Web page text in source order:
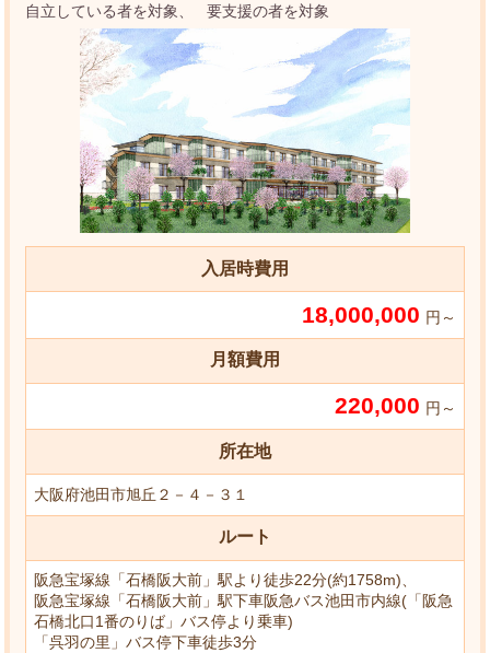
自立している者を対象
要支援の者を対象
入居時費用
18,000,000 円～
月額費用
220,000 円～
所在地
大阪府池田市旭丘２－４－３１
ルート
阪急宝塚線「石橋阪大前」駅より徒歩22分(約1758m)、
阪急宝塚線「石橋阪大前」駅下車阪急バス池田市内線(「阪急
石橋北口1番のりば」バス停より乗車)
「呉羽の里」バス停下車徒歩3分